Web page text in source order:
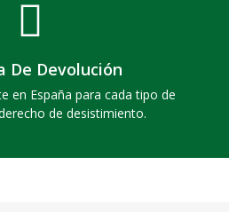
De Devolución
en España para cada tipo de
de desistimiento.